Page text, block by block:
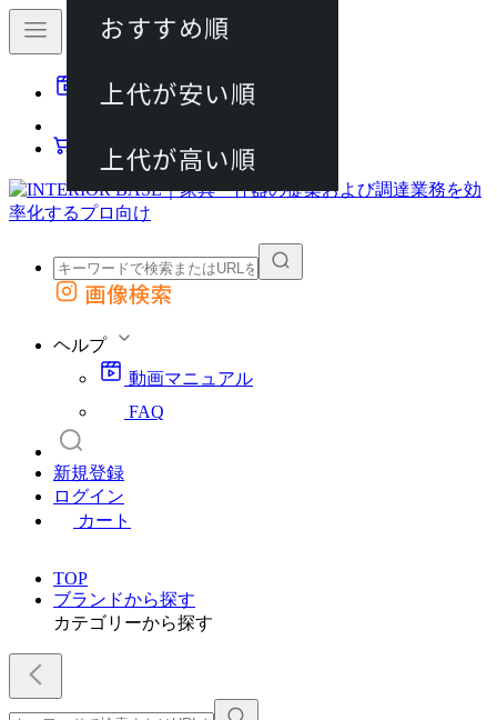
動画マニュアル
カート
外部サイトの商品をカートに追加
画像検索
ヘルプ
動画マニュアル
FAQ
新規登録
ログイン
カート
TOP
ブランドから探す
カテゴリーから探す
おすすめ順
上代が安い順
上代が高い順